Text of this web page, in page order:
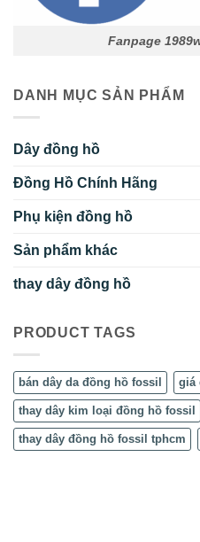
Fanpage
DANH MỤC SẢN PHẨM
Dây đồng hồ
Đồng Hồ Chính Hãng
Phụ kiện đồng hồ
Sản phẩm khác
thay dây đồng hồ
PRODUCT TAGS
bán dây da đồng hồ fossil giá
thay dây kim loại đồng hồ fossil
thay dây đồng hồ fossil tphcm